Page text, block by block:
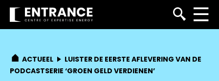
ACTUEEL
LUISTER DE EERSTE AFLEVERING VAN DE
PODCASTSERIE ‘GROEN GELD VERDIENEN’